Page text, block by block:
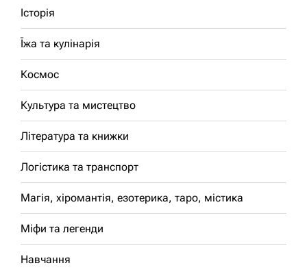
Історія
Їжа та кулінарія
Космос
Культура та мистецтво
Література та книжки
Логістика та транспорт
Магія, хіромантія, езотерика, таро, містика
Міфи та легенди
Навчання